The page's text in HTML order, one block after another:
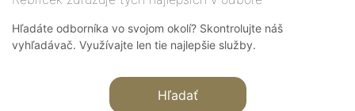
Hľadáte odborníka vo svojom okolí? Skontrolujte náš
vyhľadávač. Využívajte len tie najlepšie služby.
Hľadať